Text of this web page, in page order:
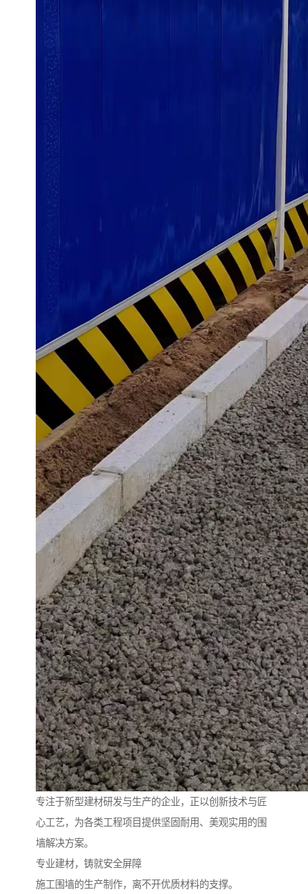
专注于新型建材研发与生产的企业，正以创新技术与匠
心工艺，为各类工程项目提供坚固耐用、美观实用的围
墙解决方案。
专业建材，铸就安全屏障
施工围墙的生产制作，离不开优质材料的支撑。